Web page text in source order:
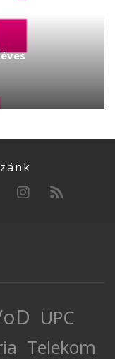
UPC
Telekom